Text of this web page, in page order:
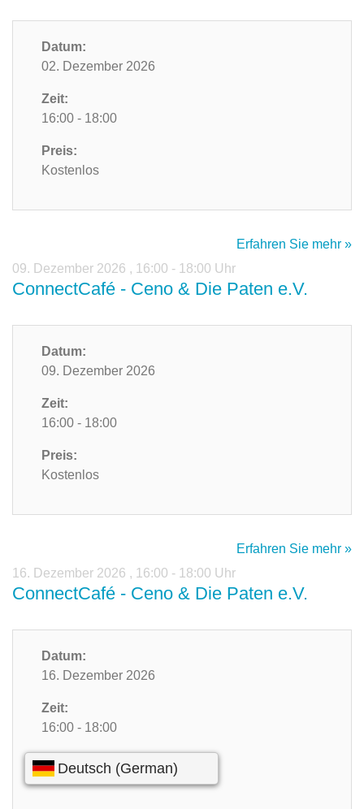
Datum:
02. Dezember 2026
Zeit:
16:00 - 18:00
Preis:
Kostenlos
Erfahren Sie mehr »
09. Dezember 2026 , 16:00 - 18:00 Uhr
ConnectCafé - Ceno & Die Paten e.V.
Datum:
09. Dezember 2026
Zeit:
16:00 - 18:00
Preis:
Kostenlos
Erfahren Sie mehr »
16. Dezember 2026 , 16:00 - 18:00 Uhr
ConnectCafé - Ceno & Die Paten e.V.
Datum:
16. Dezember 2026
Zeit:
16:00 - 18:00
Preis:
Kostenlos